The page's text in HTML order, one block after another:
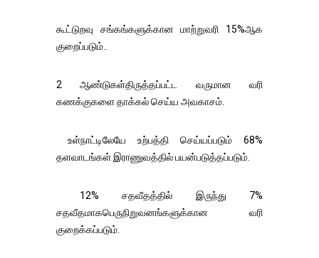
கூட்டுறவு சங்கங்களுக்கான மாற்றுவரி 15%ஆக
குறைப்படும்..
2 ஆண்டுகள்திருத்தப்பட்ட வருமான வரி
கணக்குகளை தாக்கல் செய்ய அவகாசம்.
உள்நாட்டிலேயே உற்பத்தி செய்யப்படும் 68%
தளவாடங்கள் இராணுவத்தில் பயன்படுத்தப்படும்.
12% சதவீதத்தில் இருந்து 7%
சதவீதமாகபெருநிறுவனங்களுக்கான வரி
குறைக்கப்படும்.